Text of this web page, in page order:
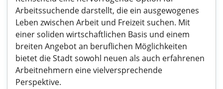
Arbeitssuchende darstellt, die ein ausgewogenes
Leben zwischen Arbeit und Freizeit suchen. Mit
einer soliden wirtschaftlichen Basis und einem
breiten Angebot an beruflichen Möglichkeiten
bietet die Stadt sowohl neuen als auch erfahrenen
Arbeitnehmern eine vielversprechende
Perspektive.